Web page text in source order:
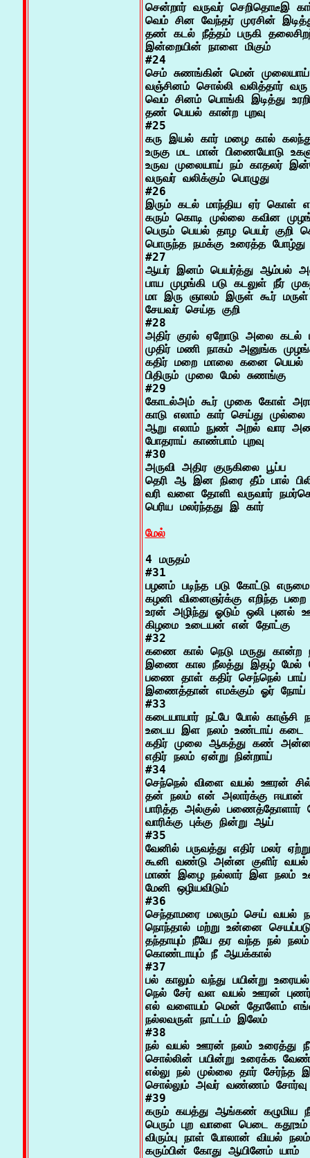
சென்றார் வருவர் செறிதொடீஇ
வெம் சின வேந்தர் முரசின்
தண் கடல் நீத்தம் பருகி
இன்றையின் நாளை மிகும்
#24
செம் சுணங்கின் மென்
வஞ்சினம் சொல்லி வலித்தார் வரு
வெம் சினம் பொங்கி இடித்து
தண் பெயல் கான்ற புறவு
#25
கரு இயல் கார் மழை கால்
உருகு மட மான் பிணையோடு
உருவ முலையாய் நம் காதலர்
வருவர் வலிக்கும் பொழுது
#26
இரும் கடல் மாந்திய ஏர் கொள்
கரும் கொடி முல்லை கவின
பெரும் பெயல் தாழ பெயர் குறி
பொருந்த நமக்கு உரைத்த போழ்து
#27
ஆயர் இனம் பெயர்த்து ஆம்பல்
பாய முழங்கி படு கடலுள் நீர்
மா இரு ஞாலம் இருள் கூர்
சேயவர் செய்த குறி
#28
அதிர் குரல் ஏறோடு அலை கடல்
முதிர் மணி நாகம் அனுங்க
கதிர் மறை மாலை கனை பெயல்
பிதிரும் முலை மேல் சுணங்கு
#29
கோடல்அம் கூர் முகை கோள் அரா
காடு எலாம் கார் செய்து முல்லை
ஆறு எலாம் நுண் அறல் வார
போதராய் காண்பாம் புறவு
#30
அருவி அதிர குருகிலை பூப்ப
தெரி ஆ இன நிரை தீம் பால்
வரி வளை தோளி வருவார்
பெரிய மலர்ந்தது இ கார்
மேல்
4 மருதம்
#31
பழனம் படிந்த படு கோட்டு எருமை
கழனி வினைஞர்க்கு எறிந்த பறை
உரன் அழிந்து ஓடும் ஒலி புனல்
கிழமை உடையன் என் தோட்கு
#32
கணை கால் நெடு மருது கான்ற
இணை கால நீலத்து இதழ் மேல்
பணை தாள் கதிர் செந்நெல்
இணைத்தான் எமக்கும் ஓர் நோய்
#33
கடையாயார் நட்பே போல் காஞ்சி
உடைய இள நலம் உண்டாய் கடை
கதிர் முலை ஆகத்து கண்
எதிர் நலம் ஏன்று நின்றாய்
#34
செந்நெல் விளை வயல் ஊரன்
தன் நலம் என் அலார்க்கு ஈயான்
பாரித்த அல்குல் பணைத்தோளார்
வாரிக்கு புக்கு நின்று ஆய்
#35
வேனில் பருவத்து எதிர் மலர்
கூனி வண்டு அன்ன குளிர்
மாண் இழை நல்லார் இள நலம்
மேனி ஒழியவிடும்
#36
செந்தாமரை மலரும் செய் வயல்
நொந்தால் மற்று உன்னை
தந்தாயும் நீயே தர வந்த நல் நலம்
கொண்டாயும் நீ ஆயக்கால்
#37
பல் காலும் வந்து பயின்று
நெல் சேர் வள வயல் ஊரன்
எல் வளையம் மென் தோளேம்
நல்லவருள் நாட்டம் இலேம்
#38
நல் வயல் ஊரன் நலம் உரைத்து
சொல்லின் பயின்று உரைக்க
எல்லு நல் முல்லை தார் சேர்ந்த
சொல்லும் அவர் வண்ணம் சோர்வு
#39
கரும் கயத்து ஆங்கண் கழுமிய
பெரும் புற வாளை பெடை
விரும்பு நாள் போலான் வியல்
கரும்பின் கோது ஆயினேம் யாம்